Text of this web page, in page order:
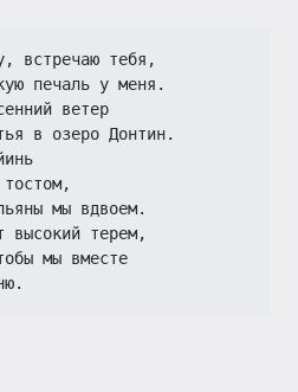
встречаю тебя,
печаль у меня.
ветер
в озеро Донтин.
мы вдвоем.
высокий терем,
мы вместе